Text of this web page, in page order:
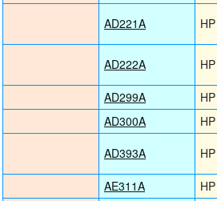
AD221A
HP
AD222A HP
AD299A
HP
AD300A
HP
AD393A
HP
AE311A
HP